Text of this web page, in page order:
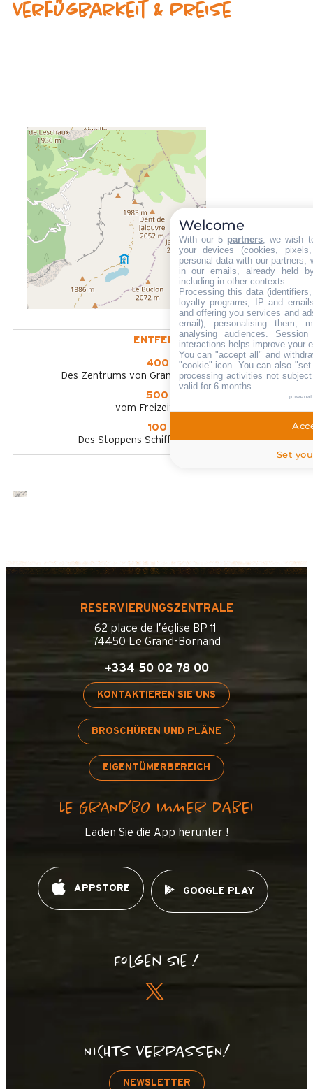
Verfügbarkeit & Preise
ENTFERNT :
400 m
Des Zentrums von Grand-Bornand Chinaillon
500 m
vom Freizeitpark aus
100 m
Des Stoppens Schiffchen im Sommer
RESERVIERUNGSZENTRALE
62 place de l’église BP 11
74450 Le Grand-Bornand
+334 50 02 78 00
KONTAKTIEREN SIE UNS
BROSCHÜREN UND PLÄNE
EIGENTÜMERBEREICH
LE GRAND’BO IMMER DABEI
Laden Sie die App herunter !
APPSTORE GOOGLE PLAY
Folgen Sie !
NICHTS VERPASSEN!
NEWSLETTER
Welcome
With our 5 partners, we wish
your devices (cookies,
personal data with our partners,
in our emails, already held
including in other contexts.
Processing this data
loyalty programs, IP and
and offering you services and
email), personalising them,
analysing audiences.
interactions helps improve your
You can "accept all" and
"cookie" icon. You can also
processing activities not
valid for 6 months.
Set